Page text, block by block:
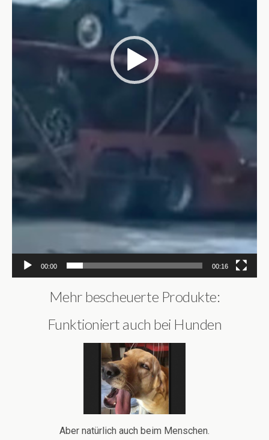
00:00 00:16
Mehr bescheuerte Produkte:
Funktioniert auch bei Hunden
Aber natürlich auch beim Menschen.